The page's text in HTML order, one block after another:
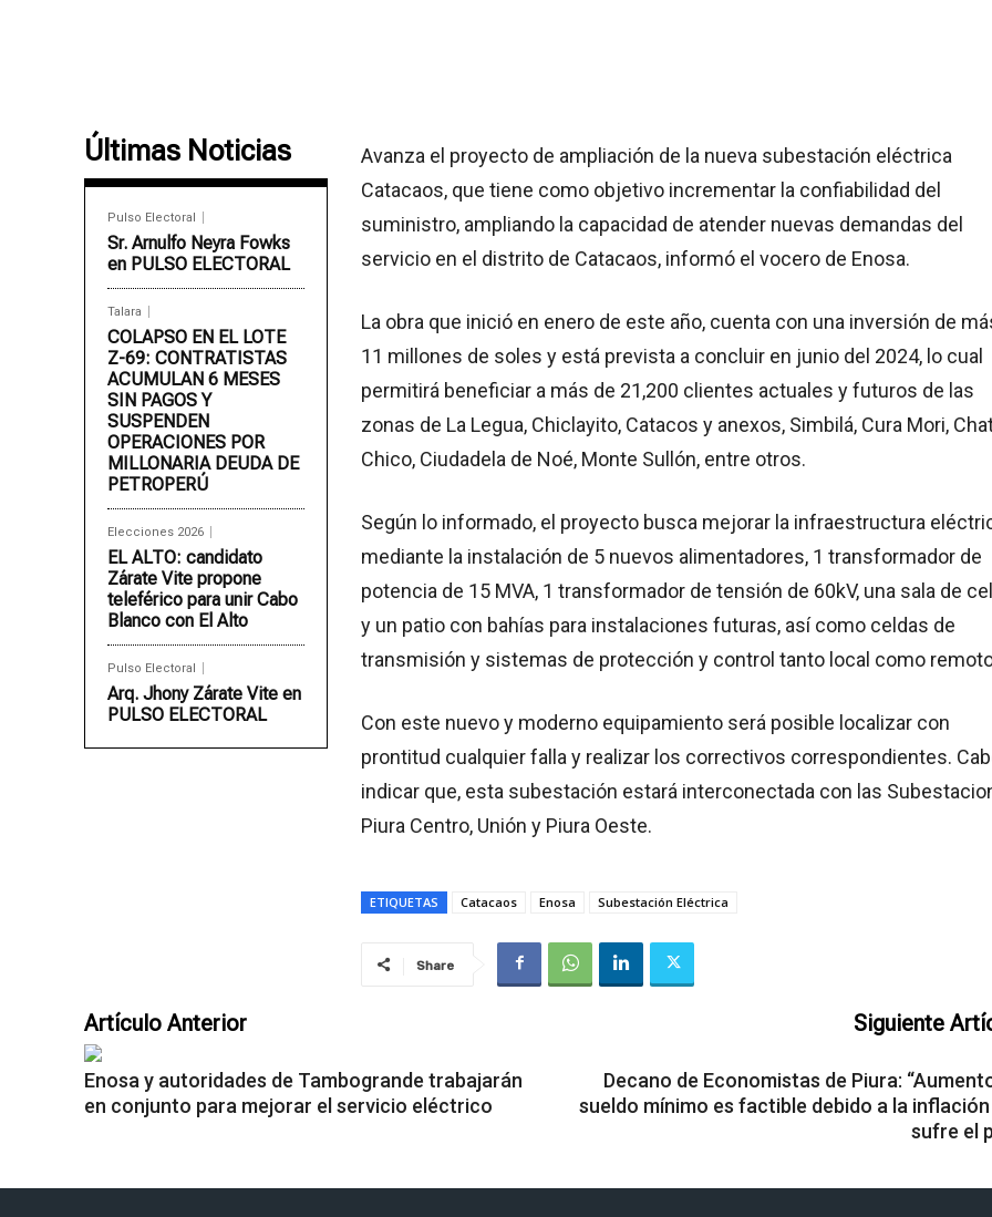
Últimas Noticias
Pulso Electoral
Sr. Arnulfo Neyra Fowks
en PULSO ELECTORAL
Talara
COLAPSO EN EL LOTE
Z-69: CONTRATISTAS
ACUMULAN 6 MESES
SIN PAGOS Y
SUSPENDEN
OPERACIONES POR
MILLONARIA DEUDA DE
PETROPERÚ
Elecciones 2026
EL ALTO: candidato
Zárate Vite propone
teleférico para unir Cabo
Blanco con El Alto
Pulso Electoral
Arq. Jhony Zárate Vite en
PULSO ELECTORAL
Avanza el proyecto de ampliación de la nueva subestación eléctrica
Catacaos, que tiene como objetivo incrementar la confiabilidad del
suministro, ampliando la capacidad de atender nuevas demandas del
servicio en el distrito de Catacaos, informó el vocero de Enosa.
La obra que inició en enero de este año, cuenta con una inversión de
11 millones de soles y está prevista a concluir en junio del 2024, lo cual
permitirá beneficiar a más de 21,200 clientes actuales y futuros de las
zonas de La Legua, Chiclayito, Catacos y anexos, Simbilá, Cura Mori,
Chico, Ciudadela de Noé, Monte Sullón, entre otros.
Según lo informado, el proyecto busca mejorar la infraestructura
mediante la instalación de 5 nuevos alimentadores, 1 transformador de
potencia de 15 MVA, 1 transformador de tensión de 60kV, una sala de
y un patio con bahías para instalaciones futuras, así como celdas de
transmisión y sistemas de protección y control tanto local como
Con este nuevo y moderno equipamiento será posible localizar con
prontitud cualquier falla y realizar los correctivos correspondientes.
indicar que, esta subestación estará interconectada con las
Piura Centro, Unión y Piura Oeste.
ETIQUETAS Catacaos Enosa Subestación Eléctrica
Share
Artículo Anterior
Enosa y autoridades de Tambogrande trabajarán
en conjunto para mejorar el servicio eléctrico
Siguiente
Decano de Economistas de Piura:
sueldo mínimo es factible debido a la inflación
sufre el